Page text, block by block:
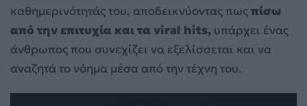
καθημερινότητάς του, αποδεικνύοντας πωςπίσω
από την επιτυχία και τα viral hits, υπάρχει ένας
άνθρωπος που συνεχίζει να εξελίσσεται και να
αναζητά το νόημα μέσα από την τέχνη του.